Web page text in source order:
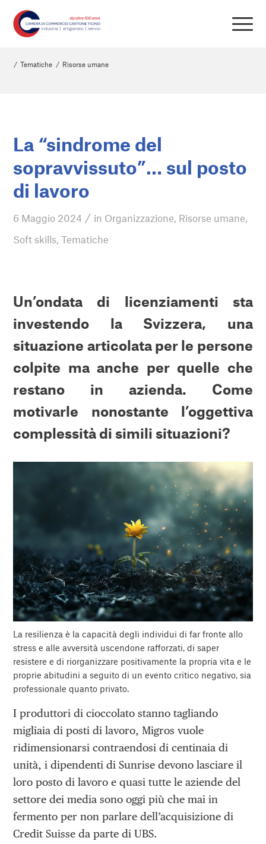
/ Tematiche / Risorse umane
La “sindrome del
sopravvissuto”… sul posto
di lavoro
6 Maggio 2024 / in Organizzazione, Risorse umane,
Soft skills,Tematiche
Un’ondata di licenziamenti sta
investendo la Svizzera, una
situazione articolata per le persone
colpite ma anche per quelle che
restano in azienda. Come
motivarle nonostante l’oggettiva
complessità di simili situazioni?
La resilienza è la capacità degli individui di far fronte allo
stress e alle avversità uscendone rafforzati, di saper
resistere e di riorganizzare positivamente la propria vita e le
proprie abitudini a seguito di un evento critico negativo, sia
professionale quanto privato.
I produttori di cioccolato stanno tagliando
migliaia di posti di lavoro, Migros vuole
ridimensionarsi contraendosi di centinaia di
unità, i dipendenti di Sunrise devono lasciare il
loro posto di lavoro e quasi tutte le aziende del
settore dei media sono oggi più che mai in
fermento per non parlare dell’acquisizione di
Credit Suisse da parte di UBS.